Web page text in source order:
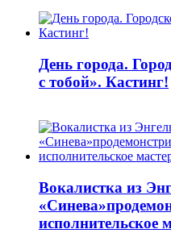
День города.
с тобой». Кастинг!
Вокалистка из
исполнительское